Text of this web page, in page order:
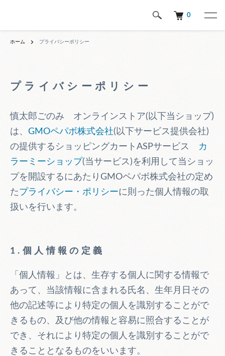
0
ホーム プライバシーポリシー
プライバシーポリシー
慎太郎ごのみ オンラインストア(以下当ショップ)
は、 GMOペパボ株式会社(以下サービス提供会社)
の提供するショッピングカートASPサービス
カ
ラーミーショップ(当サービス)を利用して当ショッ
プを開設するにあたりGMOペパボ株式会社の定め
たプライバシー・ポリシーに則った個人情報の取
扱いを行います。
1.個人情報の定義
「個人情報」とは、生存する個人に関する情報で
あって、当該情報に含まれる氏名、生年月日その
他の記述等により特定の個人を識別することがで
きるもの、及び他の情報と容易に照合することが
でき、それにより特定の個人を識別することがで
きることとなるものをいいます。